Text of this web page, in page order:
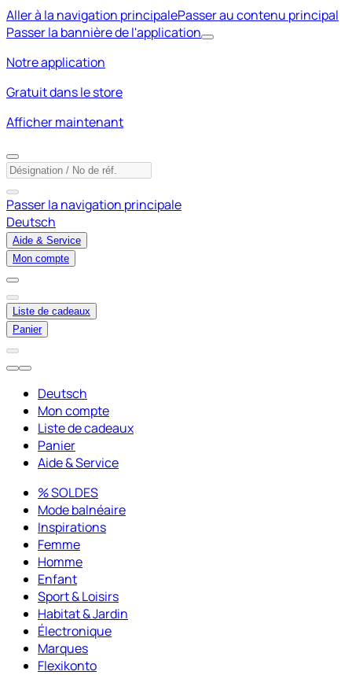
Aller à la navigation principalePasser au contenu principal
Passer la bannière de l'application
Notre application
Gratuit dans le store
Afficher maintenant
Passer la navigation principale
Deutsch
Aide & Service
Mon compte
Liste de cadeaux
Panier
Deutsch
Mon compte
Liste de cadeaux
Panier
Aide & Service
% SOLDES
Mode balnéaire
Inspirations
Femme
Homme
Enfant
Sport & Loisirs
Habitat & Jardin
Électronique
Marques
Flexikonto